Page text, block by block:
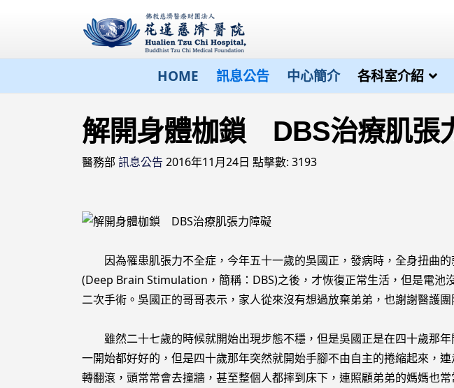
HOME 訊息公告 中心簡介 各科室介紹
解開身體枷鎖 DBS治療肌張
醫務部 訊息公告 2016年11月24日 點擊數: 3193
因為罹患肌張力不全症，今年五十一歲的吳國正，發病時，全身扭曲
(Deep Brain Stimulation，簡稱：DBS)之後，才恢復正常生活，但是電池
二次手術。吳國正的哥哥表示，家人從來沒有想過放棄弟弟，也謝謝醫護團
雖然二十七歲的時候就開始出現步態不穩，但是吳國正是在四十歲那年
一開始都好好的，但是四十歲那年突然就開始手腳不由自主的捲縮起來，
轉翻滾，頭常常會去撞牆，甚至整個人都摔到床下，連照顧弟弟的媽媽也